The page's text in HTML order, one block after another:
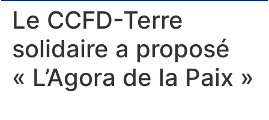
Le CCFD-Terre
solidaire a proposé
« L’Agora de la Paix »